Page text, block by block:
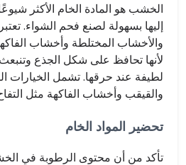
الخشب هو المادة الخام الأكثر
إليها بسهولة لصنع فحم الشواء.
والأخشاب المختلطة وأخشاب
لأنها تحافظ على شكل الجذع
لطيفة عند حرقها. تشمل الخيارات
والقيقب وأخشاب الفاكهة مثل
تحضير المواد الخام